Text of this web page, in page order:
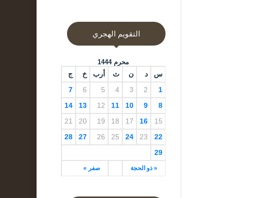
التقويم الهجري
محرم 1444
س د ن ث أرب خ ج
« ذو الحجة صفر »
1
2
3
4
5
6
7
8
9
10
11
12
13
14
15
16
17
18
19
20
21
22
23
24
25
26
27
28
29